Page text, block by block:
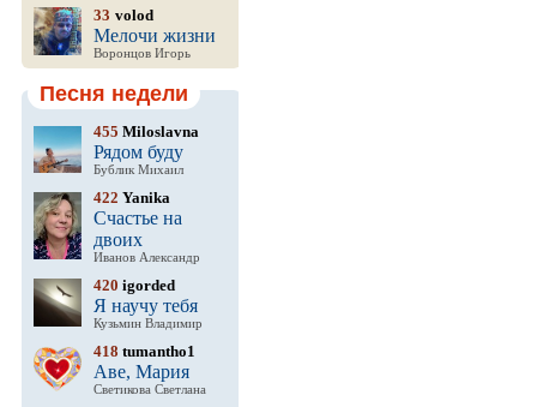
33 volod
Мелочи жизни
Воронцов Игорь
Песня недели
455 Miloslavna
Рядом буду
Бублик Михаил
422 Yanika
Счастье на
двоих
Иванов Александр
420 igorded
Я научу тебя
Кузьмин Владимир
418 tumantho1
Аве, Мария
Светикова Светлана